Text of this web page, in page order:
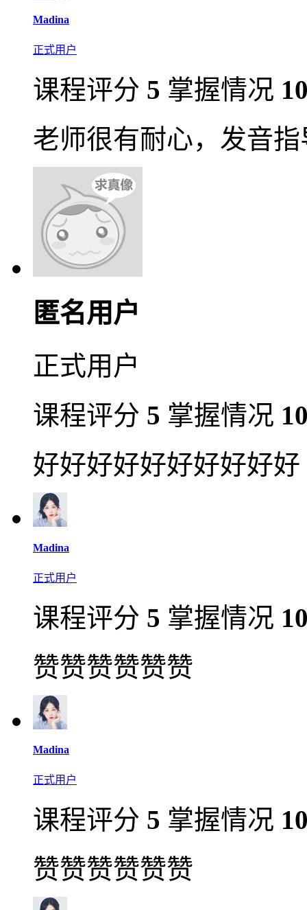
Madina
正式用户
课程评分 5 掌握情况
老师很有耐心，发音
匿名用户
正式用户
课程评分 5 掌握情况
好好好好好好好好好好
Madina
正式用户
课程评分 5 掌握情况
赞赞赞赞赞赞
Madina
正式用户
课程评分 5 掌握情况
赞赞赞赞赞赞